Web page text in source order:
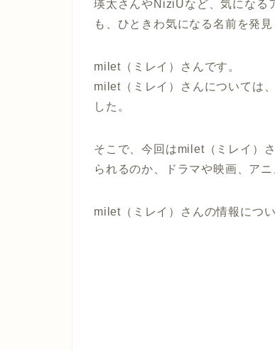
瑛太さんやNiziUなど、気になる
も、ひときわ気になる名前を発見
milet（ミレイ）さんです。
milet（ミレイ）さんについては
した。
そこで、今回はmilet（ミレイ）
られるのか、ドラマや映画、ア
milet（ミレイ）さんの情報につ